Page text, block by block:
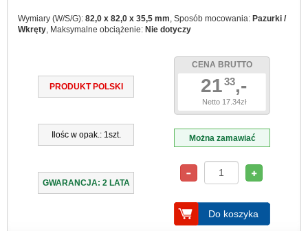
Wymiary (W/S/G): 82,0 x 82,0 x 35,5 mm, Sposób mocowania: Pazurki /
Wkręty, Maksymalne obciążenie: Nie dotyczy
PRODUKT POLSKI
Ilośc w opak.: 1szt.
GWARANCJA: 2 LATA
CENA BRUTTO
2133,-
Netto 17.34zł
Można zamawiać
Do koszyka